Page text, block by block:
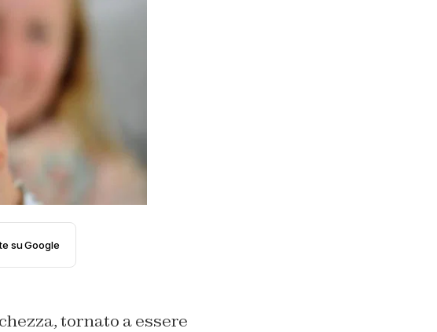
su Google
tornato a essere